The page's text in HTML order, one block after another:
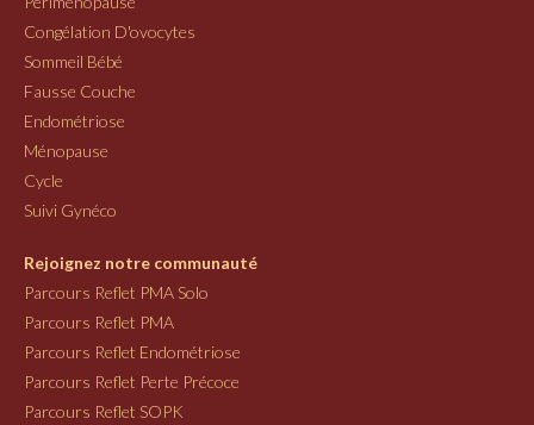
Congélation D'ovocytes
Sommeil Bébé
Fausse Couche
Endométriose
Ménopause
Cycle
Suivi Gynéco
Rejoignez notre communauté
Parcours Reflet PMA Solo
Parcours Reflet PMA
Parcours Reflet Endométriose
Parcours Reflet Perte Précoce
Parcours Reflet SOPK